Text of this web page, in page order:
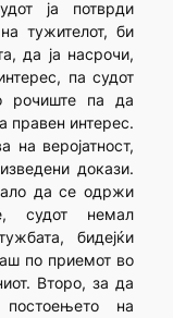
ја потврди
тужителот, би
да ја насрочи,
па судот
рочиште па да
правен интерес.
веројатност,
докази.
да се одржи
судот немал
бидејќи
по приемот во
Второ, за да
на